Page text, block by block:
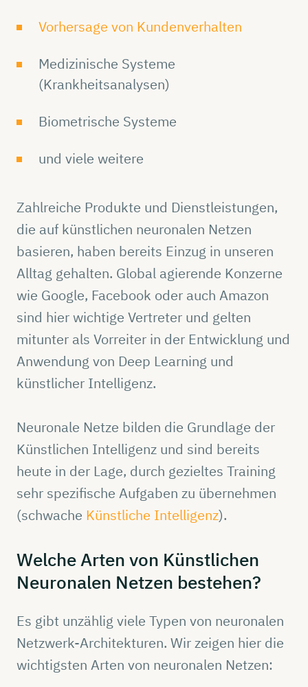
Vorhersage von Kundenverhalten
Medizinische Systeme
(Krankheitsanalysen)
Biometrische Systeme
und viele weitere
Zahlreiche Produkte und Dienstleistungen,
die auf künstlichen neuronalen Netzen
basieren, haben bereits Einzug in unseren
Alltag gehalten. Global agierende Konzerne
wie Google, Facebook oder auch Amazon
sind hier wichtige Vertreter und gelten
mitunter als Vorreiter in der Entwicklung und
Anwendung von Deep Learning und
künstlicher Intelligenz.
Neuronale Netze bilden die Grundlage der
Künstlichen Intelligenz und sind bereits
heute in der Lage, durch gezieltes Training
sehr spezifische Aufgaben zu übernehmen
(schwache Künstliche Intelligenz).
Welche Arten von Künstlichen
Neuronalen Netzen bestehen?
Es gibt unzählig viele Typen von neuronalen
Netzwerk-Architekturen. Wir zeigen hier die
wichtigsten Arten von neuronalen Netzen: